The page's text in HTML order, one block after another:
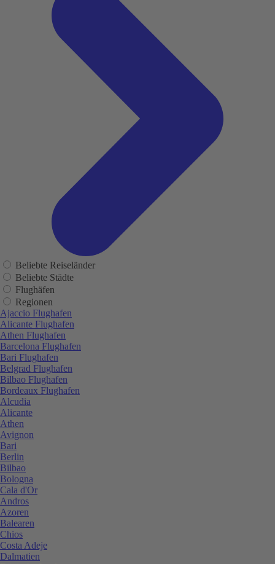
Beliebte Reiseländer
Beliebte Städte
Flughäfen
Regionen
Ajaccio Flughafen
Alicante Flughafen
Athen Flughafen
Barcelona Flughafen
Bari Flughafen
Belgrad Flughafen
Bilbao Flughafen
Bordeaux Flughafen
Alcudia
Alicante
Athen
Avignon
Bari
Berlin
Bilbao
Bologna
Cala d'Or
Andros
Azoren
Balearen
Chios
Costa Adeje
Dalmatien